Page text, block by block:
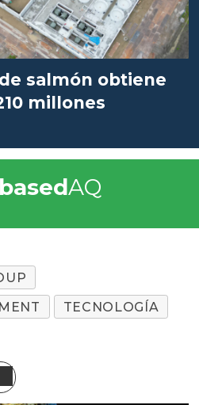
salmón obtiene
millones
AQ
TECNOLOGÍA